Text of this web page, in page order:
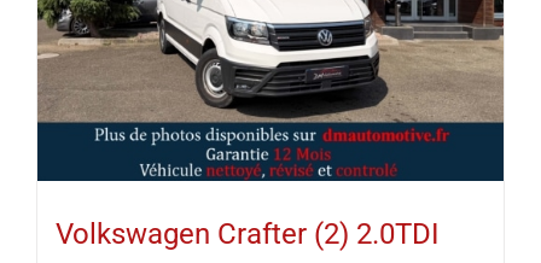
Volkswagen Crafter (2) 2.0TDI